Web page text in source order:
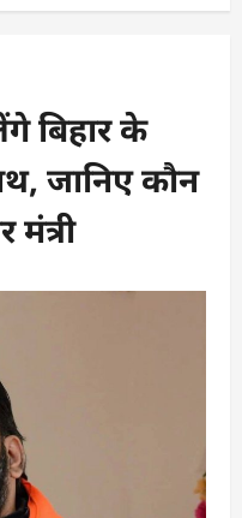
बिहार के
जानिए कौन